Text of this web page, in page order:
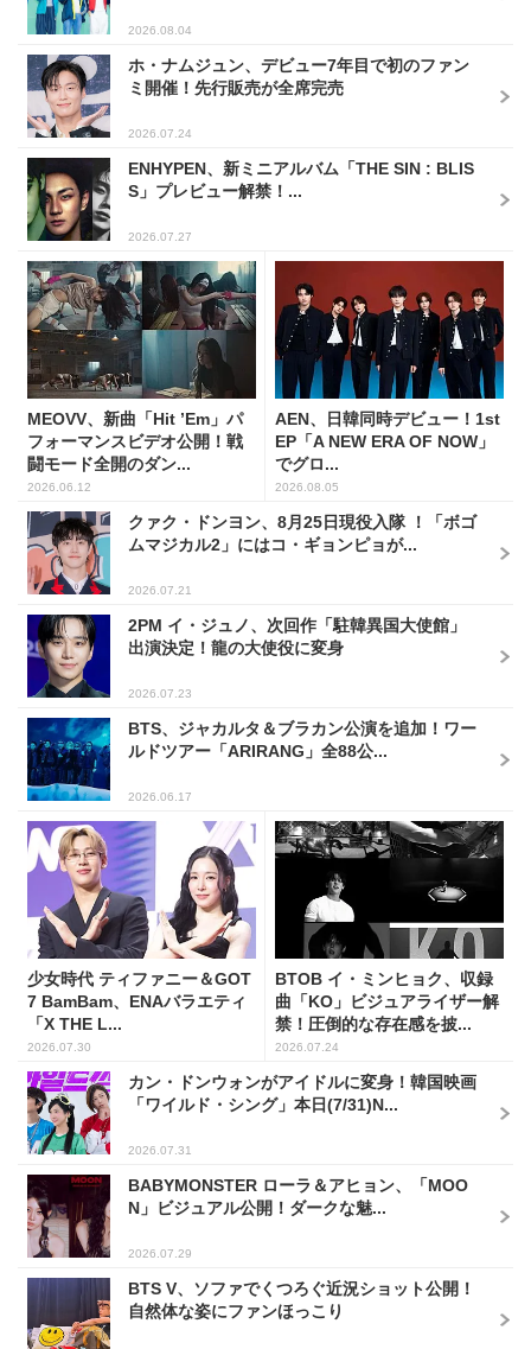
2026.08.04
ホ・ナムジュン、デビュー7年目で初のファン
ミ開催！先行販売が全席完売
2026.07.24
ENHYPEN、新ミニアルバム「THE SIN : BLIS
S」プレビュー解禁！...
2026.07.27
MEOVV、新曲「Hit ’Em」パ
フォーマンスビデオ公開！戦
闘モード全開のダン...
2026.06.12
AEN、日韓同時デビュー！1st
EP「A NEW ERA OF NOW」
でグロ...
2026.08.05
クァク・ドンヨン、8月25日現役入隊 ！「ボゴ
ムマジカル2」にはコ・ギョンピョが...
2026.07.21
2PM イ・ジュノ、次回作「駐韓異国大使館」
出演決定！龍の大使役に変身
2026.07.23
BTS、ジャカルタ＆ブラカン公演を追加！ワー
ルドツアー「ARIRANG」全88公...
2026.06.17
少女時代 ティファニー＆GOT
7 BamBam、ENAバラエティ
「X THE L...
2026.07.30
BTOB イ・ミンヒョク、収録
曲「KO」ビジュアライザー解
禁！圧倒的な存在感を披...
2026.07.24
カン・ドンウォンがアイドルに変身！韓国映画
「ワイルド・シング」本日(7/31)N...
2026.07.31
BABYMONSTER ローラ＆アヒョン、「MOO
N」ビジュアル公開！ダークな魅...
2026.07.29
BTS V、ソファでくつろぐ近況ショット公開！
自然体な姿にファンほっこり